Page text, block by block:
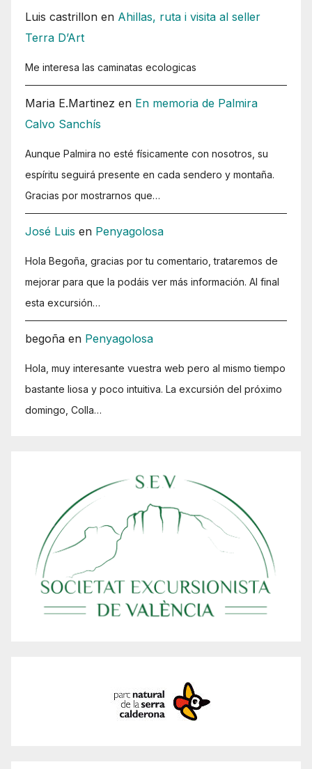
Luis castrillon en Ahillas, ruta i visita al seller
Terra D’Art
Me interesa las caminatas ecologicas
Maria E.Martinez en En memoria de Palmira
Calvo Sanchís
Aunque Palmira no esté físicamente con nosotros, su
espíritu seguirá presente en cada sendero y montaña.
Gracias por mostrarnos que…
José Luis en Penyagolosa
Hola Begoña, gracias por tu comentario, trataremos de
mejorar para que la podáis ver más información. Al final
esta excursión…
begoña en Penyagolosa
Hola, muy interesante vuestra web pero al mismo tiempo
bastante liosa y poco intuitiva. La excursión del próximo
domingo, Colla…